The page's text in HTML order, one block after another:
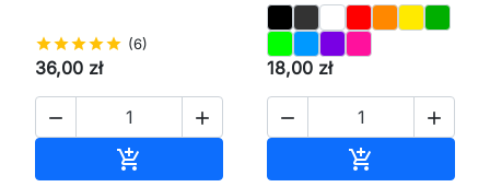
starstarstarstarstar (6)
36,00 zł
 

18,00 zł
 
